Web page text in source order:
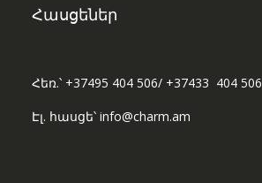
Հասցեներ
Հեռ.՝ +37495 404 506/ +37433 404 506
Էլ. հասցե՝ info@charm.am